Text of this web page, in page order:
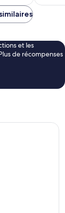
de
et les
de récompenses